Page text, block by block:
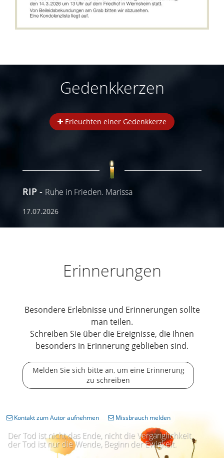
Gedenkkerzen
Erleuchten einer Gedenkkerze
RIP Ruhe in Frieden. Marissa
17.07.2026
Erinnerungen
Besondere Erlebnisse und Erinnerungen sollte
man teilen.
Schreiben Sie über die Ereignisse, die Ihnen
besonders in Erinnerung geblieben sind.
Melden Sie sich bitte an, um eine Erinnerung
zu schreiben
Der Tod ist nicht das Ende, nicht die Vergänglichkeit,
der Tod ist nur die Wende, Beginn der Ewigkeit.
Kontakt zum Autor aufnehmen Missbrauch melden